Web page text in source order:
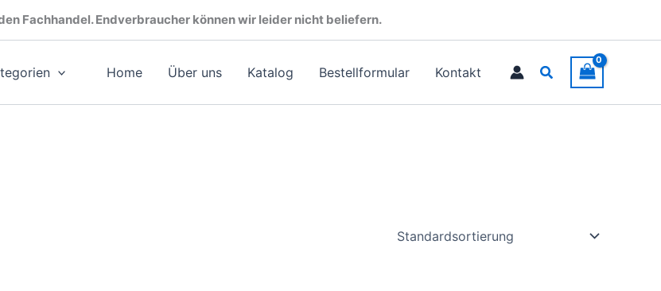
Fachhandel. Endverbraucher können wir leider nicht beliefern.
Home Über uns Katalog Bestellformular Kontakt Suchen